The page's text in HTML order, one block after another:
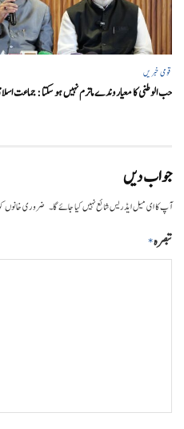
قومی خبریں
حب الوطنی کا معیار وندے ماترم نہیں ہو سکتا : جماعت
جواب دیں
آپ کا ای میل ایڈریس شائع نہیں کیا جائے گا۔ ضروری خانوں
تبصرہ*